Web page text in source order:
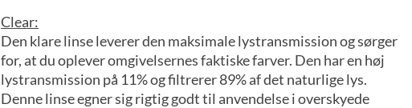
Clear:
Den klare linse leverer den maksimale lystransmission og sørger
for, at du oplever omgivelsernes faktiske farver. Den har en høj
lystransmission på 11% og filtrerer 89% af det naturlige lys.
Denne linse egner sig rigtig godt til anvendelse i overskyede